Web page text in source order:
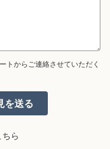
トからご連絡させていただく
ちら